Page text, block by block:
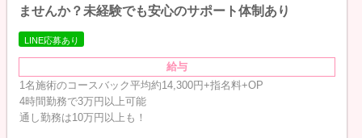
ませんか？未経験でも安心のサポート体制あり
LINE応募あり
給与
1名施術のコースバック平均約14,300円+指名料+OP
4時間勤務で3万円以上可能
通し勤務は10万円以上も！